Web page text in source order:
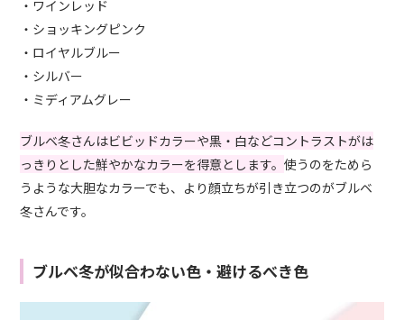
・ワインレッド
・ショッキングピンク
・ロイヤルブルー
・シルバー
・ミディアムグレー
ブルベ冬さんはビビッドカラーや黒・白などコントラストがは
っきりとした鮮やかなカラーを得意とします。使うのをためら
うような大胆なカラーでも、より顔立ちが引き立つのがブルベ
冬さんです。
ブルベ冬が似合わない色・避けるべき色